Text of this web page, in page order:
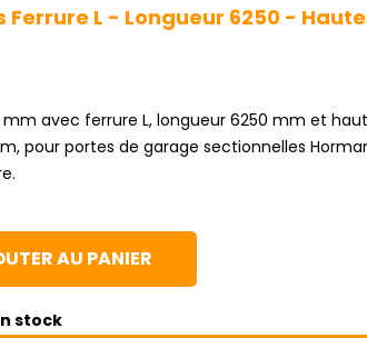
L - Longueur 6250 -
avec ferrure L, longueur 6250 mm et
pour portes de garage sectionnelles
AU PANIER
stock